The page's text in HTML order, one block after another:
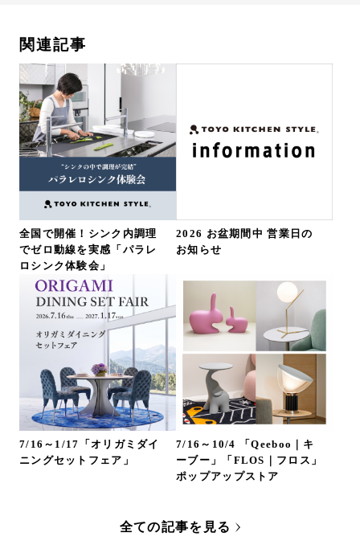
関連記事
全国で開催！シンク内調理
でゼロ動線を実感「パラレ
ロシンク体験会」
2026 お盆期間中 営業日の
お知らせ
7/16～1/17「オリガミダイ
ニングセットフェア」
7/16～10/4 「Qeeboo｜キ
ーブー」「FLOS｜フロス」
ポップアップストア
全ての記事を見る